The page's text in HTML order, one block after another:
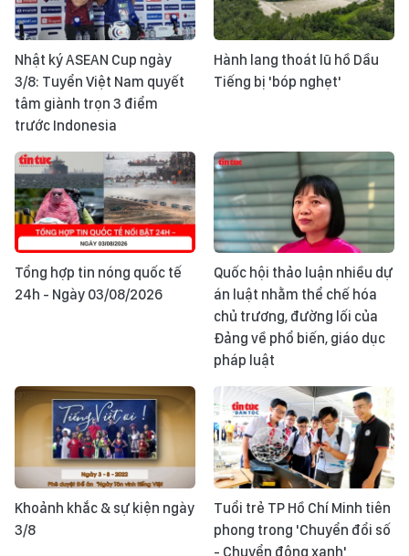
Nhật ký ASEAN Cup ngày
3/8: Tuyển Việt Nam quyết
tâm giành trọn 3 điểm
trước Indonesia
Hành lang thoát lũ hồ Dầu
Tiếng bị 'bóp nghẹt'
Tổng hợp tin nóng quốc tế
24h - Ngày 03/08/2026
Quốc hội thảo luận nhiều dự
án luật nhằm thể chế hóa
chủ trương, đường lối của
Đảng về phổ biến, giáo dục
pháp luật
Khoảnh khắc & sự kiện ngày
3/8
Tuổi trẻ TP Hồ Chí Minh tiên
phong trong 'Chuyển đổi số
- Chuyển động xanh'